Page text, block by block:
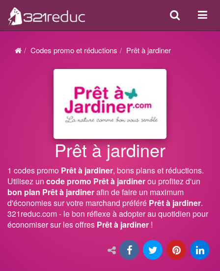
ou
Search
Codes promo et réductions Prêt à jardiner
Prêt à jardiner
1 codes promo Prêt à jardiner, bons plans et réductions.
Utilisez un code promo Prêt à jardinerou profitez d'un
bon plan Prêt à jardinerafin de faire un maximum
d'économies sur votre marchand préféré Prêt à jardiner.
321reduc.com - le bon réflexe à adopter au quotidien pour
économiser sur les offres Prêt à jardiner !